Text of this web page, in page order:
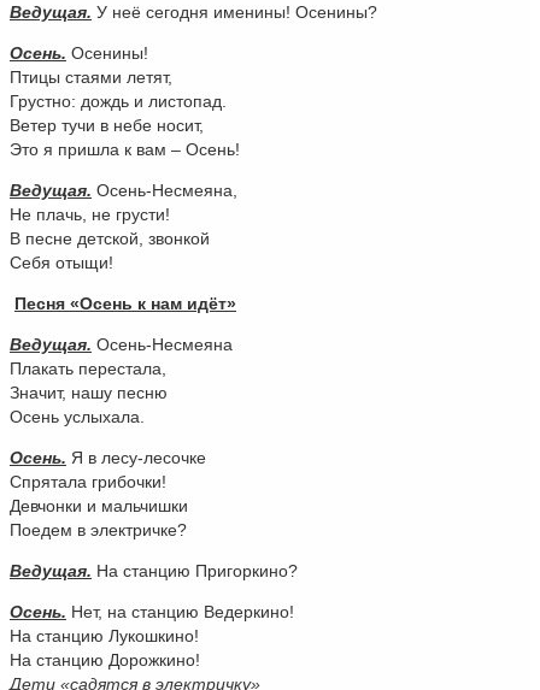
Ведущая. У неё сегодня именины! Осенины?
Осень. Осенины!
Птицы стаями летят,
Грустно: дождь и листопад.
Ветер тучи в небе носит,
Это я пришла к вам – Осень!
Ведущая. Осень-Несмеяна,
Не плачь, не грусти!
В песне детской, звонкой
Себя отыщи!
Песня «Осень к нам идёт»
Ведущая. Осень-Несмеяна
Плакать перестала,
Значит, нашу песню
Осень услыхала.
Осень. Я в лесу-лесочке
Спрятала грибочки!
Девчонки и мальчишки
Поедем в электричке?
Ведущая. На станцию Пригоркино?
Осень. Нет, на станцию Ведеркино!
На станцию Лукошкино!
На станцию Дорожкино!
Дети «садятся в электричку»